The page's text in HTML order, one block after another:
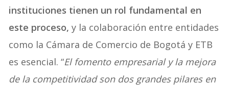
instituciones tienen un rol fundamental en
este proceso, y la colaboración entre entidades
como la Cámara de Comercio de Bogotá y ETB
es esencial. “El fomento empresarial y la mejora
de la competitividad son dos grandes pilares en